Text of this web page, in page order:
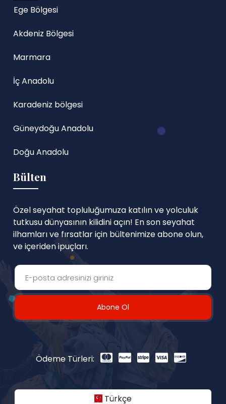
Ege Bölgesi
Akdeniz Bölgesi
Marmara
İç Anadolu
Karadeniz bölgesi
Güneydoğu Anadolu
Doğu Anadolu
Bülten
Özel seyahat topluluğumuza katılın ve yolculuk
tutkusu dünyasının kilidini açın! En son seyahat
ilhamları ve fırsatlar için bültenimize abone olun,
ve içeriden ipuçları.
Abone Ol
Ödeme Türleri:
Türkçe